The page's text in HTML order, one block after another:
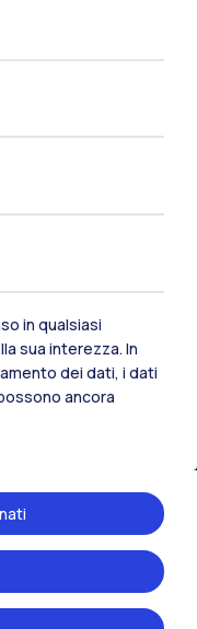
32, 20133 Milano | P.IVA
in qualsiasi
sua interezza. In
dei dati, i dati
ancora